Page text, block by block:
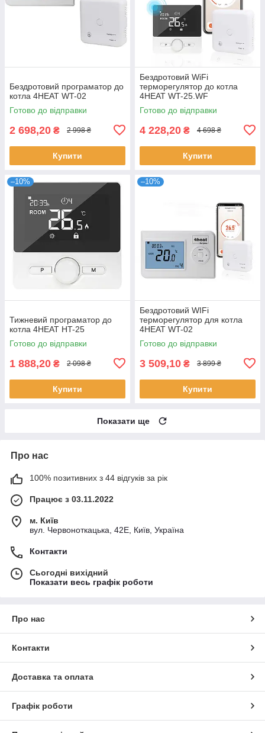
Бездротовий програматор до
котла 4HEAT WT-02
Готово до відправки
2 698,20 ₴ 2 998 ₴
Купити
Бездротовий WiFi
терморегулятор до котла
4HEAT WT-25.WF
Готово до відправки
4 228,20 ₴ 4 698 ₴
Купити
–10%
Тижневий програматор до
котла 4HEAT HT-25
Готово до відправки
1 888,20 ₴ 2 098 ₴
Купити
–10%
Бездротовий WIFi
терморегулятор для котла
4HEAT WT-02
Готово до відправки
3 509,10 ₴ 3 899 ₴
Купити
Показати ще
Про нас
100% позитивних з 44 відгуків за рік
Працює з 03.11.2022
м. Київ
вул. Червоноткацька, 42Е, Київ, Україна
Контакти
Сьогодні вихідний
Показати весь графік роботи
Про нас
Контакти
Доставка та оплата
Графік роботи